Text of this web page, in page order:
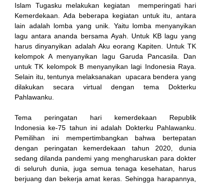
Islam Tugasku melakukan kegiatan memperingati hari
Kemerdekaan. Ada beberapa kegiatan untuk itu, antara
lain adalah lomba yang unik. Yaitu lomba menyanyikan
lagu antara ananda bersama Ayah. Untuk KB lagu yang
harus dinyanyikan adalah Aku eorang Kapiten. Untuk TK
kelompok A menyanyikan lagu Garuda Pancasila. Dan
untuk TK kelompok B menyanyikan lagi Indonesia Raya.
Selain itu, tentunya melaksanakan upacara bendera yang
dilakukan secara virtual dengan tema Dokterku
Pahlawanku.
Tema peringatan hari kemerdekaan Republik
Indonesia ke-75 tahun ini adalah Dokterku Pahlawanku.
Pemilihan ini mempertimbangkan bahwa bertepatan
dengan peringatan kemerdekaan tahun 2020, dunia
sedang dilanda pandemi yang mengharuskan para dokter
di seluruh dunia, juga semua tenaga kesehatan, harus
berjuang dan bekerja amat keras. Sehingga harapannya,